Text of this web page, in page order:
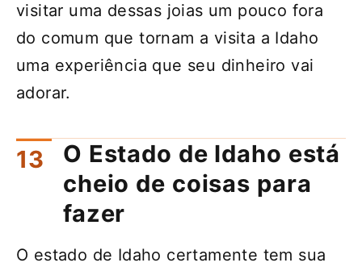
visitar uma dessas joias um pouco fora
do comum que tornam a visita a Idaho
uma experiência que seu dinheiro vai
adorar.
O Estado de Idaho está
cheio de coisas para
fazer
O estado de Idaho certamente tem sua